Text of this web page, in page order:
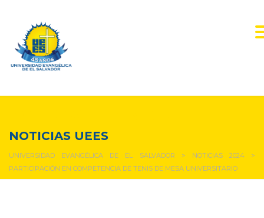
NOTICIAS UEES
UNIVERSIDAD EVANGÉLICA DE EL SALVADOR > NOTICIAS 2024>
PARTICIPACIÓN EN COMPETENCIA DE TENIS DE MESA UNIVERSITARIO